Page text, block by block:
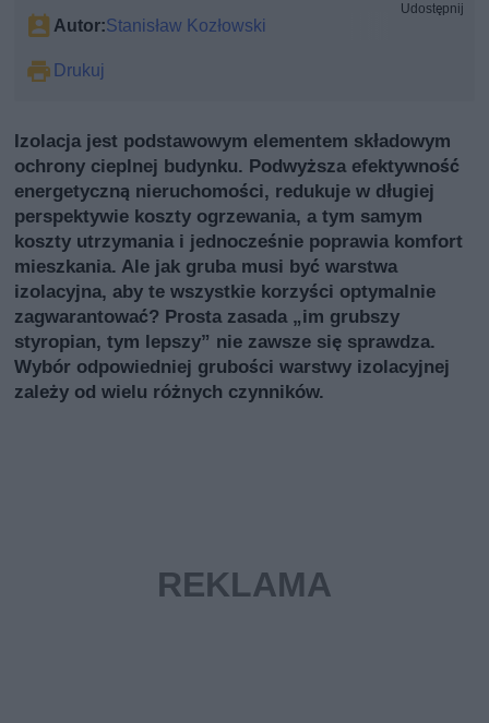
Autor:Stanisław Kozłowski
Drukuj
Udostępnij
Izolacja jest podstawowym elementem składowym
ochrony cieplnej budynku. Podwyższa efektywność
energetyczną nieruchomości, redukuje w długiej
perspektywie koszty ogrzewania, a tym samym
koszty utrzymania i jednocześnie poprawia komfort
mieszkania. Ale jak gruba musi być warstwa
izolacyjna, aby te wszystkie korzyści optymalnie
zagwarantować? Prosta zasada „im grubszy
styropian, tym lepszy” nie zawsze się sprawdza.
Wybór odpowiedniej grubości warstwy izolacyjnej
zależy od wielu różnych czynników.